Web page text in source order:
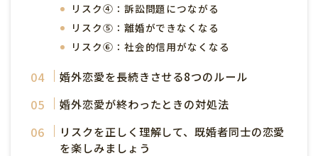
リスク④：訴訟問題につながる
リスク⑤：離婚ができなくなる
リスク⑥：社会的信用がなくなる
婚外恋愛を長続きさせる8つのルール
婚外恋愛が終わったときの対処法
リスクを正しく理解して、既婚者同士の恋愛
を楽しみましょう